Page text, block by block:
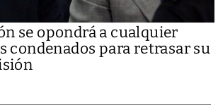
se opondrá a cualquier
condenados para retrasar su